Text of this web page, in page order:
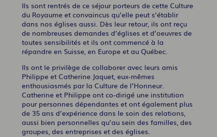
Ils sont rentrés de ce séjour porteurs de cette Culture
du Royaume et convaincus qu’elle peut s’établir
dans nos églises aussi. Dès leur retour, ils ont reçu
de nombreuses demandes d’églises et d’oeuvres de
toutes sensibilités et ils ont commencé à la
répandre en Suisse, en Europe et au Québec.
Ils ont le privilège de collaborer avec leurs amis
Philippe et Catherine Jaquet, eux-mêmes
enthousiasmés par la Culture de l’Honneur.
Catherine et Philippe ont co-dirigé une institution
pour personnes dépendantes et ont également plus
de 35 ans d’expérience dans le soin des relations,
aussi bien personnelles qu’au sein des familles, des
groupes, des entreprises et des églises.